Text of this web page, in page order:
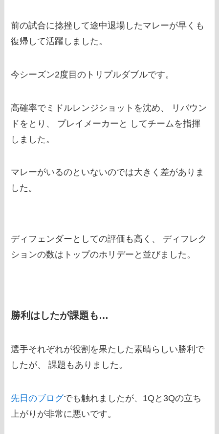
前の試合に捻挫して途中退場したマレーが早くも
復帰して活躍しました。
今シーズン2度目のトリプルダブルです。
高確率でミドルレンジショットを沈め、 リバウン
ドをとり、 プレイメーカーと してチームを指揮
しました。
マレーがいるのといないのでは大きく差がありま
した。
ディフェンダーとしての評価も高く、 ディフレク
ションの数はトップのホリデーと並びました。
勝利はしたが課題も…
選手それぞれが役割を果たした素晴らしい勝利で
したが、 課題もありました。
先日のブログでも触れましたが、1Qと3Qの立ち
上がりが非常に悪いです。